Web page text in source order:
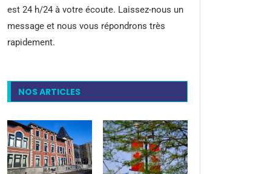
est 24 h/24 à votre écoute. Laissez-nous un
message et nous vous répondrons très
rapidement.
NOS ARTICLES